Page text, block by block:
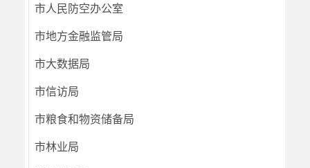
市人民防空办公室
市地方金融监管局
市大数据局
市信访局
市粮食和物资储备局
市林业局